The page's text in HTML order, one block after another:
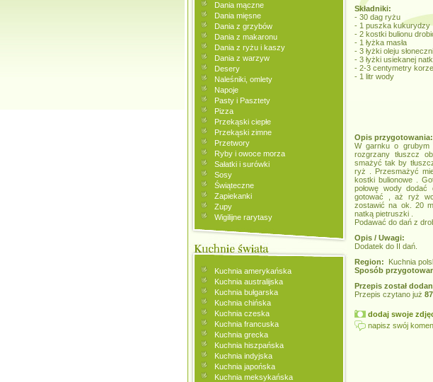
Dania mączne
Dania mięsne
Dania z grzybów
Dania z makaronu
Dania z ryżu i kaszy
Dania z warzyw
Desery
Naleśniki, omlety
Napoje
Pasty i Pasztety
Pizza
Przekąski ciepłe
Przekąski zimne
Przetwory
Ryby i owoce morza
Sałatki i surówki
Sosy
Świąteczne
Zapiekanki
Zupy
Wigilijne rarytasy
Kuchnia amerykańska
Kuchnia australijska
Kuchnia bułgarska
Kuchnia chińska
Kuchnia czeska
Kuchnia francuska
Kuchnia grecka
Kuchnia hiszpańska
Kuchnia indyjska
Kuchnia japońska
Kuchnia meksykańska
Składniki:
- 30 dag ryżu
- 1 puszka kukurydzy
- 2 kostki bulionu
- 1 łyżka masła
- 3 łyżki oleju
- 3 łyżki usiekanej
- 2-3 centymetry
- 1 litr wody
Opis przygotowania:
W garnku o grubym
rozgrzany tłuszcz
smażyć tak by
ryż . Przesmażyć
kostki bulionowe .
połowę wody
gotować , aż ryż
zostawić na ok. 20
natką pietruszki .
Podawać do dań z
Opis / Uwagi:
Dodatek do II dań.
Region: Kuchnia
Sposób
Przepis został
Przepis czytano już
dodaj swoje
napisz swój